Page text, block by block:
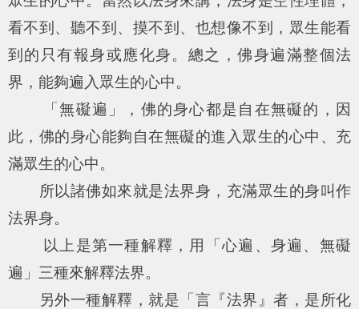
看不到、聽不到、摸不到、也想像不到，眾生能看
到的只有報身或應化身。總之，佛身遍滿整個法
界，能夠遍入眾生的心中。
「無礙遍」，佛的身心都是自在無礙的，因
此，佛的身心能夠自在無礙的進入眾生的心中、充
滿眾生的心中。
所以諸佛如來就是法界身，充滿眾生的身叫作
法界身。
以上是第一種解釋，用「心遍、身遍、無礙
遍」三種來解釋法界。
另外一種解釋，就是「言『法界』者，是所化